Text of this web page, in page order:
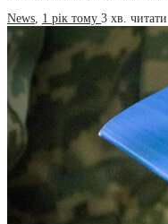
News 1 рік тому 3 хв. читати